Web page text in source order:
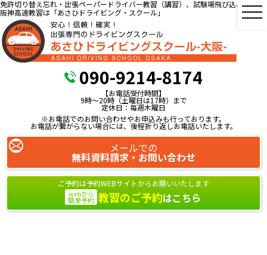
免許切り替え忘れ・出張ペーパードライバー教習（講習）、試験場飛び込み教習、
阪神高速教習は「あさひドライビング・スクール」
090-9214-8174
【お電話受付時間】
9時～20時（土曜日は17時）まで
定休日：毎週木曜日
※お電話でのお問い合わせやお申込みも行っております。
お電話が繋がらない場合には、後程折り返しお電話いたします。
メールでの
無料資料請求・お問い合わせ
ご予約は予約WEBサイトからお願いいたします
webから
簡単予約 教習のご予約はこちら